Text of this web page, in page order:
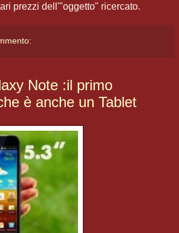
prezzi dell'"oggetto" ricercato.
Note :il primo
è anche un Tablet